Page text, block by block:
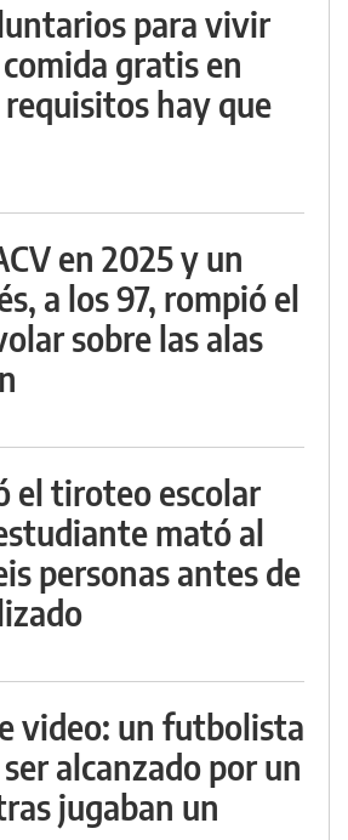
para vivir
gratis en
hay que
en 2025 y un
a los 97, rompió el
sobre las alas
el tiroteo escolar
mató al
personas antes de
video: un futbolista
alcanzado por un
jugaban un